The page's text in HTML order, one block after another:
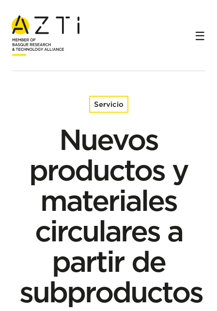
Inicio
Servicios
Nuevos productos y materiales circulares a partir de
subproductos
Servicio
Nuevos
productos y
materiales
circulares a
partir de
subproductos